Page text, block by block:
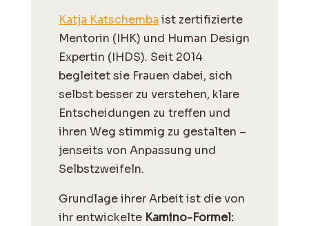
Katja Katschemba ist zertifizierte
Mentorin (IHK) und Human Design
Expertin (IHDS). Seit 2014
begleitet sie Frauen dabei, sich
selbst besser zu verstehen, klare
Entscheidungen zu treffen und
ihren Weg stimmig zu gestalten –
jenseits von Anpassung und
Selbstzweifeln.
Grundlage ihrer Arbeit ist die von
ihr entwickelte Kamino-Formel: